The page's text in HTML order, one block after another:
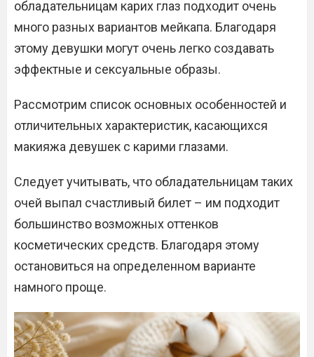
обладательницам карих глаз подходит очень
много разных вариантов мейкапа. Благодаря
этому девушки могут очень легко создавать
эффектные и сексуальные образы.
Рассмотрим список основных особенностей и
отличительных характеристик, касающихся
макияжа девушек с карими глазами.
Следует учитывать, что обладательницам таких
очей выпал счастливый билет – им подходит
большинство возможных оттенков
косметических средств. Благодаря этому
остановиться на определенном варианте
намного проще.